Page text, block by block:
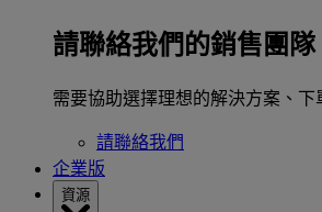
請聯絡我們的銷售團隊
需要協助選擇理想的解決方案、下
請聯絡我們
企業版
資源